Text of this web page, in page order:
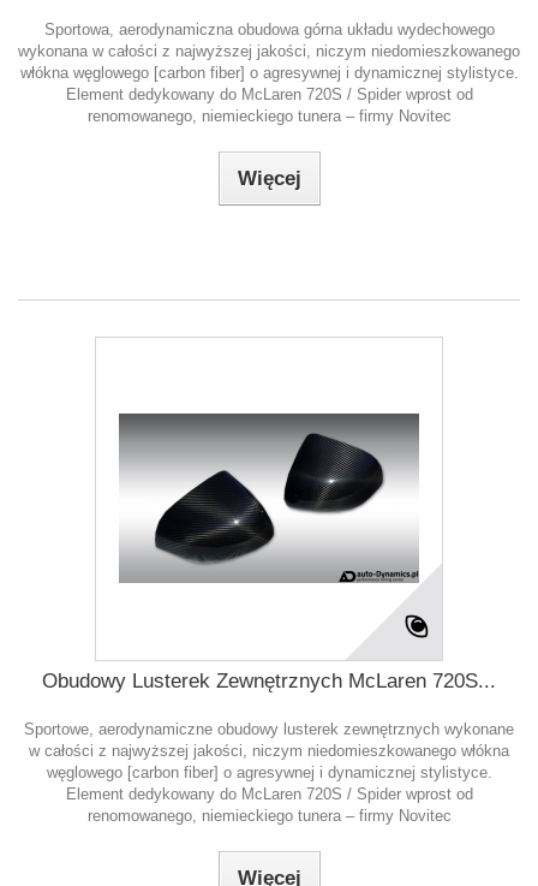
Sportowa, aerodynamiczna obudowa górna układu wydechowego
wykonana w całości z najwyższej jakości, niczym niedomieszkowanego
włókna węglowego [carbon fiber] o agresywnej i dynamicznej stylistyce.
Element dedykowany do McLaren 720S / Spider wprost od
renomowanego, niemieckiego tunera – firmy Novitec
Więcej
Obudowy Lusterek Zewnętrznych McLaren 720S...
Sportowe, aerodynamiczne obudowy lusterek zewnętrznych wykonane
w całości z najwyższej jakości, niczym niedomieszkowanego włókna
węglowego [carbon fiber] o agresywnej i dynamicznej stylistyce.
Element dedykowany do McLaren 720S / Spider wprost od
renomowanego, niemieckiego tunera – firmy Novitec
Więcej